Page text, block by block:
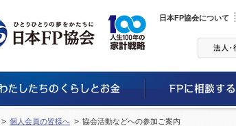
日本FP協会について
個人会員の皆様へ 協会活動などへの参加ご案内